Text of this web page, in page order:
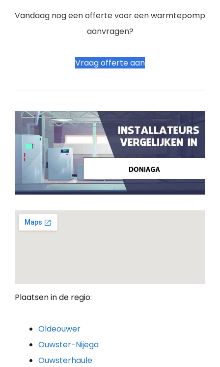
Vandaag nog een offerte voor een warmtepomp
aanvragen?
Vraag offerte aan
Plaatsen in de regio:
Oldeouwer
Ouwster-Nijega
Ouwsterhaule